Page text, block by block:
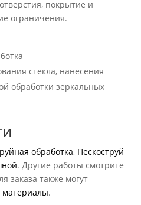
покрытие и
ограничения.
стекла, нанесения
обработки зеркальных
обработка, Пескоструй
. Другие работы смотрите
заказа также могут
материалы.